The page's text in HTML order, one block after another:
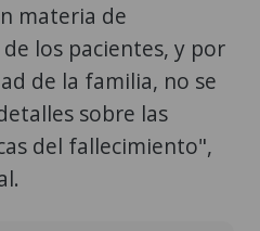
materia de
los pacientes, y por
de la familia, no se
sobre las
del fallecimiento",